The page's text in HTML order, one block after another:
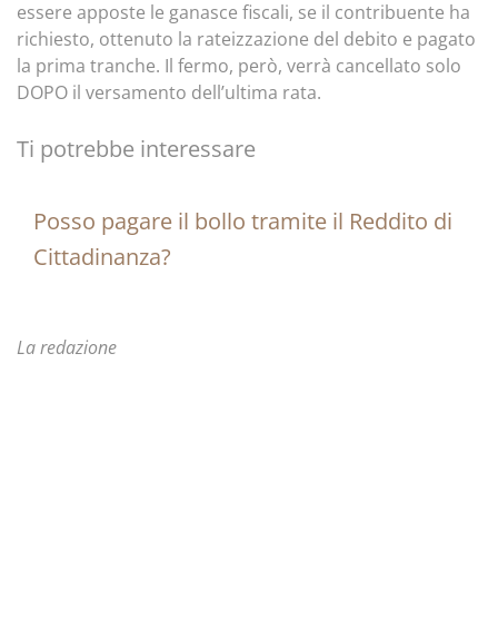
essere apposte le ganasce fiscali, se il contribuente ha
richiesto, ottenuto la rateizzazione del debito e pagato
la prima tranche. Il fermo, però, verrà cancellato solo
DOPO il versamento dell’ultima rata.
Ti potrebbe interessare
Posso pagare il bollo tramite il Reddito di
Cittadinanza?
La redazione